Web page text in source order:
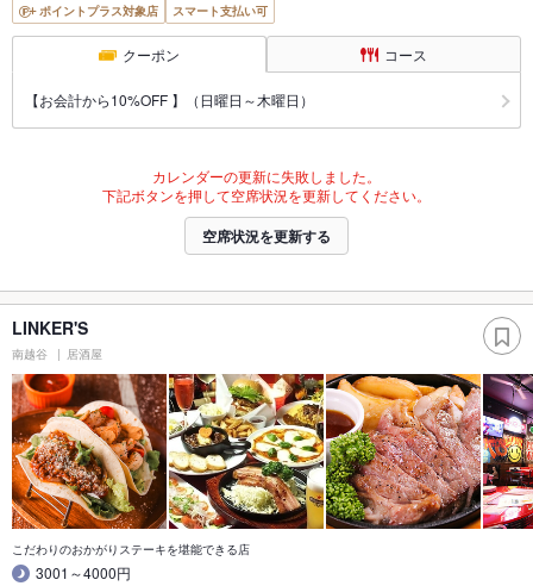
ポイントプラス対象店
スマート支払い可
クーポン コース
【お会計から10%OFF 】（日曜日～木曜日）
カレンダーの更新に失敗しました。
下記ボタンを押して空席状況を更新してください。
空席状況を更新する
LINKER'S
南越谷 居酒屋
こだわりのおかがりステーキを堪能できる店
3001～4000円